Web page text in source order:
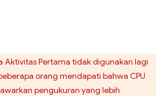
Aktivitas Pertama tidak digunakan lagi
orang mendapati bahwa CPU
pengukuran yang lebih